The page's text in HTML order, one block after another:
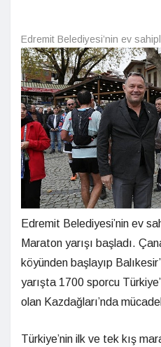
Edremit Belediyesi’nin ev
Edremit Belediyesi’nin ev
Maraton yarışı başladı.
köyünden başlayıp
yarışta 1700 sporcu
olan Kazdağları’nda
Türkiye’nin ilk ve tek kış